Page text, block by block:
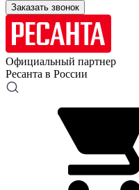
Заказать звонок
Официальный партнер
Ресанта в России